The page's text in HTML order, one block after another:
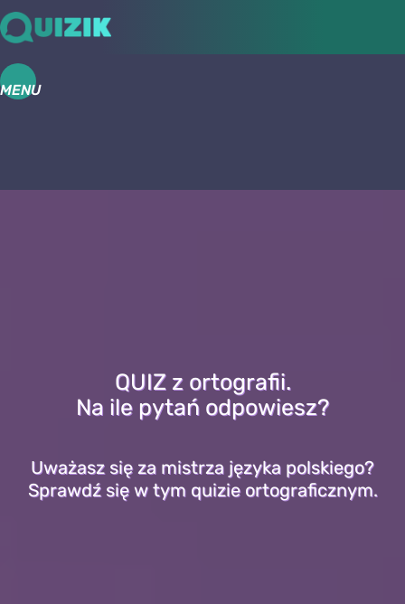
MENU
QUIZ z ortografii.
Na ile pytań odpowiesz?
Uważasz się za mistrza języka polskiego?
Sprawdź się w tym quizie ortograficznym.